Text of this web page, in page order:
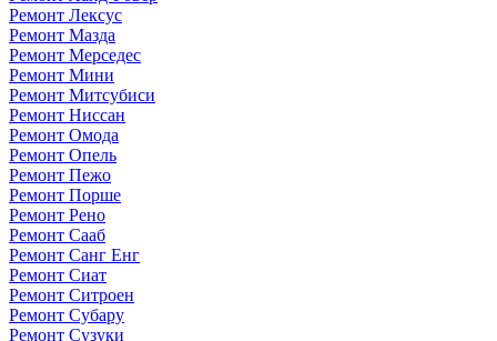
Ремонт Лексус
Ремонт Мазда
Ремонт Мерседес
Ремонт Мини
Ремонт Митсубиси
Ремонт Ниссан
Ремонт Омода
Ремонт Опель
Ремонт Пежо
Ремонт Порше
Ремонт Рено
Ремонт Сааб
Ремонт Санг Енг
Ремонт Сиат
Ремонт Ситроен
Ремонт Субару
Ремонт Сузуки